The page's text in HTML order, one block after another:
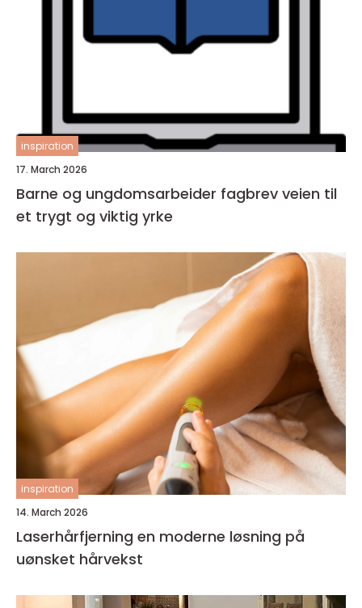
inspiration
17. March 2026
Barne og ungdomsarbeider fagbrev veien til
et trygt og viktig yrke
inspiration
14. March 2026
Laserhårfjerning en moderne løsning på
uønsket hårvekst